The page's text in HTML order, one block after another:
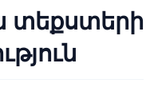
տեքստերի